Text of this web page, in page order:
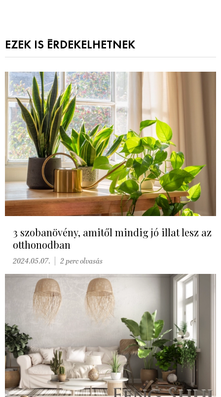
EZEK IS ÉRDEKELHETNEK
3 szobanövény, amitől mindig jó illat lesz az
otthonodban
2024.05.07. 2 perc olvasás